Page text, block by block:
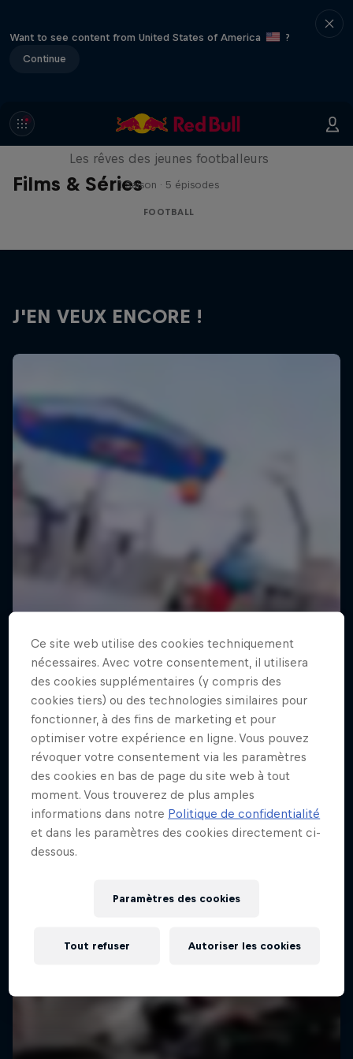
Want to see content from United States of America
?
Continue
Films & Séries
Signed or Released
Les rêves des jeunes footballeurs
1 Saison · 5 épisodes
FOOTBALL
J'EN VEUX ENCORE !
Ce site web utilise des cookies techniquement
nécessaires. Avec votre consentement, il utilisera
des cookies supplémentaires (y compris des
cookies tiers) ou des technologies similaires pour
fonctionner, à des fins de marketing et pour
optimiser votre expérience en ligne. Vous pouvez
révoquer votre consentement via les paramètres
des cookies en bas de page du site web à tout
moment. Vous trouverez de plus amples
informations dans notre Politique de confidentialité
et dans les paramètres des cookies directement ci-
dessous.
Paramètres des cookies
Tout refuser Autoriser les cookies